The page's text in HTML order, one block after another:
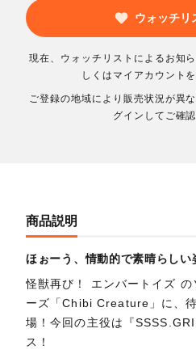
ウォッチリ
現在、ウォッチリストによるお知
しくはマイアカウント
ご登録の地域により販売状況が異
グインしてご確認
商品説明
ほぉーう、情動的で素晴らしい
怪獣再び！ エンバートイズ の
ーズ「Chibi Creature」に、
場！今回の主役は『
ス！